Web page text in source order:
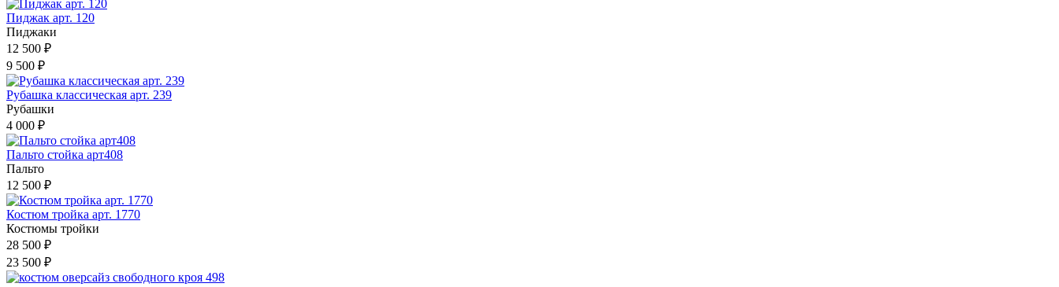
Пиджак арт. 120
Пиджаки
12 500 ₽
9 500 ₽
Рубашка классическая арт. 239
Рубашки
4 000 ₽
Пальто стойка арт408
Пальто
12 500 ₽
Костюм тройка арт. 1770
Костюмы тройки
28 500 ₽
23 500 ₽